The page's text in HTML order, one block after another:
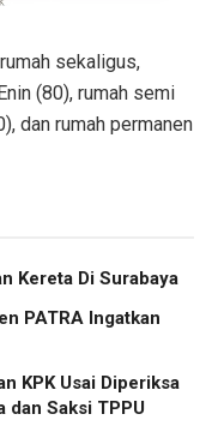
sekaligus,
(80), rumah semi
dan rumah permanen
Kereta Di Surabaya
PATRA Ingatkan
KPK Usai Diperiksa
dan Saksi TPPU